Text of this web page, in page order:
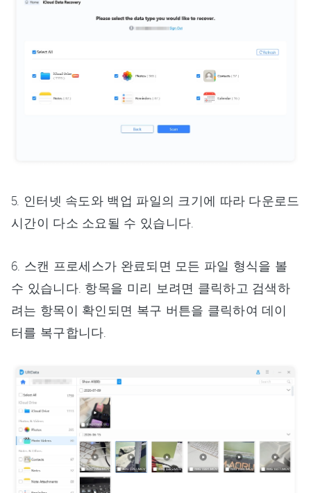
5. 인터넷 속도와 백업 파일의 크기에 따라 다운로드
시간이 다소 소요될 수 있습니다.
6. 스캔 프로세스가 완료되면 모든 파일 형식을 볼
수 있습니다. 항목을 미리 보려면 클릭하고 검색하
려는 항목이 확인되면 복구 버튼을 클릭하여 데이
터를 복구합니다.